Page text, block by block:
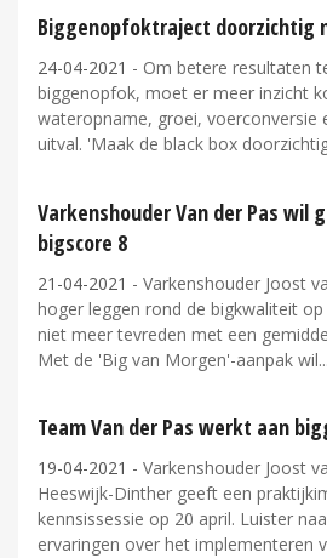
Biggenopfoktraject doorzichtig
24-04-2021 - Om betere resultaten
biggenopfok, moet er meer inzicht
wateropname, groei, voerconversie
uitval. 'Maak de black box
Varkenshouder Van der Pas wil
bigscore 8
21-04-2021 - Varkenshouder Joost
hoger leggen rond de bigkwaliteit
niet meer tevreden met een
Met de 'Big van Morgen'-aanpak wil...
Team Van der Pas werkt aan
19-04-2021 - Varkenshouder Joost
Heeswijk-Dinther geeft een
kennsissessie op 20 april. Luister
ervaringen over het implementeren